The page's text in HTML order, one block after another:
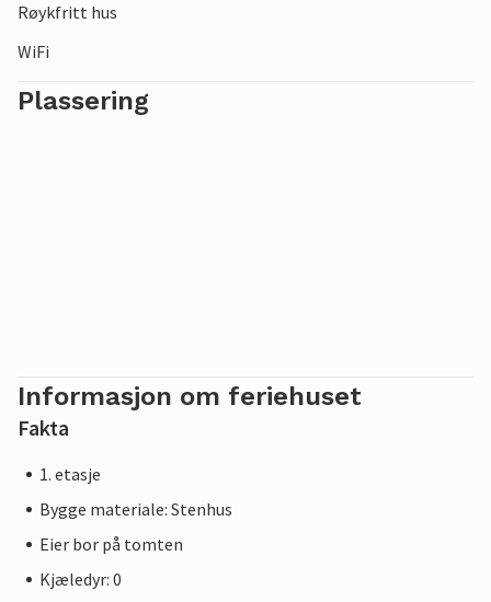
Røykfritt hus
WiFi
Plassering
Informasjon om feriehuset
Fakta
1. etasje
Bygge materiale: Stenhus
Eier bor på tomten
Kjæledyr: 0